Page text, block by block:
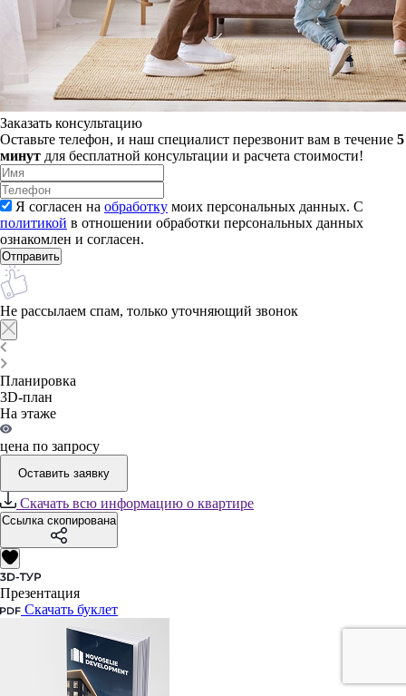
Заказать консультацию
Оставьте телефон, и наш специалист перезвонит вам в течение 5
минут для бесплатной консультации и расчета стоимости!
Я согласен на обработку моих персональных данных. С
политикой в отношении обработки персональных данных
ознакомлен и согласен.
Не рассылаем спам, только уточняющий звонок
Планировка
3D-план
На этаже
цена по запросу
Оставить заявку
Скачать всю информацию о квартире
Ссылка скопирована
Презентация
Скачать буклет